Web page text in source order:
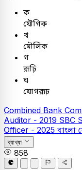
ক
যৌগিক
খ
মৌলিক
গ
রূঢ়ি
ঘ
যোগরূঢ়
Combined Bank
Auditor - 2019 SBC
Officer - 2025 বাংলা
ব্যাখ্যা
858